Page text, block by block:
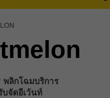
พลิกโฉมบริการ
บจัดอีเว้นท์